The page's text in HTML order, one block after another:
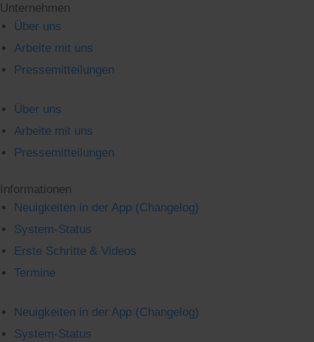
Unternehmen
Über uns
Arbeite mit uns
Pressemitteilungen
Über uns
Arbeite mit uns
Pressemitteilungen
Informationen
Neuigkeiten in der App (Changelog)
System-Status
Erste Schritte & Videos
Termine
Neuigkeiten in der App (Changelog)
System-Status